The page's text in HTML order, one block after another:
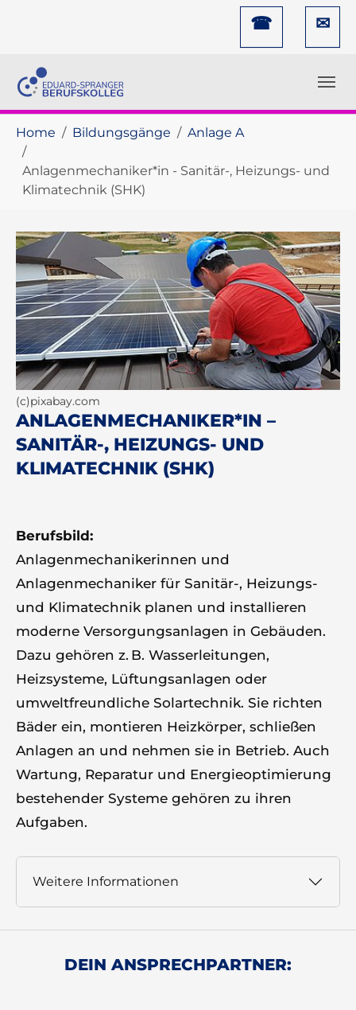
☎ ✉
You are here:
Home Bildungsgänge Anlage A
Anlagenmechaniker*in - Sanitär-, Heizungs- und
Klimatechnik (SHK)
(c)pixabay.com
ANLAGENMECHANIKER*IN –
SANITÄR-, HEIZUNGS- UND
KLIMATECHNIK (SHK)
Berufsbild:
Anlagenmechanikerinnen und
Anlagenmechaniker für Sanitär-, Heizungs-
und Klimatechnik planen und installieren
moderne Versorgungsanlagen in Gebäuden.
Dazu gehören z. B. Wasserleitungen,
Heizsysteme, Lüftungsanlagen oder
umweltfreundliche Solartechnik. Sie richten
Bäder ein, montieren Heizkörper, schließen
Anlagen an und nehmen sie in Betrieb. Auch
Wartung, Reparatur und Energieoptimierung
bestehender Systeme gehören zu ihren
Aufgaben.
Weitere Informationen
DEIN ANSPRECHPARTNER: